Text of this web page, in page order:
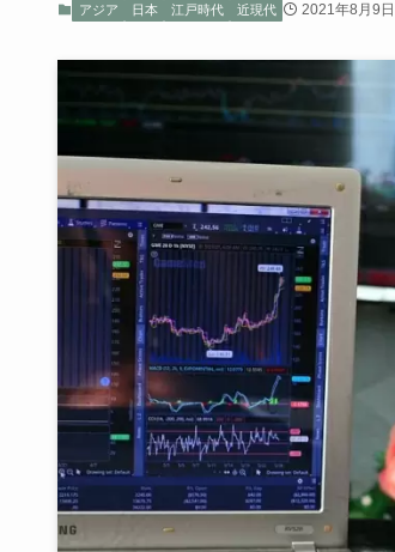
アジア 日本 江戸時代 近現代 2021年8月9日